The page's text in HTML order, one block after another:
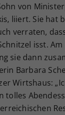
von
liiert. Sie hat
verraten,
isst. Am
sie dann
Barbara
Wirtshaus:
tolles